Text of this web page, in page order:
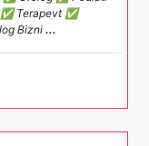
Terapevt ✅
Bizni ...